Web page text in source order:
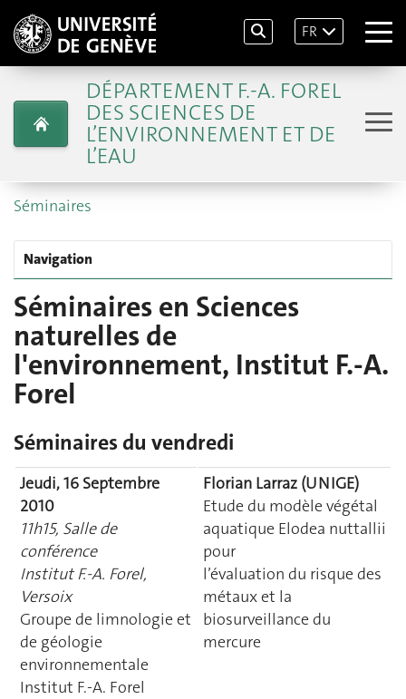
FR
DÉPARTEMENT F.-A. FOREL
DES SCIENCES DE
L’ENVIRONNEMENT ET DE
L’EAU
Séminaires
Navigation
Séminaires en Sciences
naturelles de
l'environnement, Institut F.-A.
Forel
Séminaires du vendredi
Jeudi, 16 Septembre
2010
11h15, Salle de
conférence
Institut F.-A. Forel,
Versoix
Groupe de limnologie et
de géologie
environnementale
Institut F.-A. Forel
Florian Larraz (UNIGE)
Etude du modèle végétal
aquatique Elodea nuttallii
pour
l’évaluation du risque des
métaux et la
biosurveillance du
mercure